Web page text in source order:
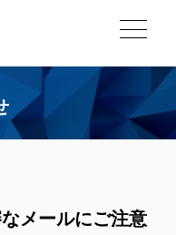
メールにご注意